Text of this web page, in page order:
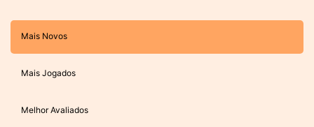
Mais Novos
Mais Jogados
Melhor Avaliados